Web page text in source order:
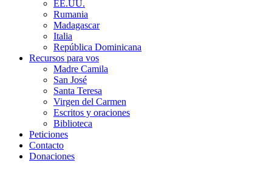
EE.UU.
Rumania
Madagascar
Italia
República Dominicana
Recursos para vos
Madre Camila
San José
Santa Teresa
Virgen del Carmen
Escritos y oraciones
Biblioteca
Peticiones
Contacto
Donaciones